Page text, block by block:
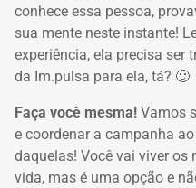
conhece essa pessoa,
sua mente neste instante!
experiência, ela precisa ser
da Im.pulsa para ela, tá? 🙂
Faça você mesma! Vamos
e coordenar a campanha
daquelas! Você vai viver os
vida, mas é uma opção e